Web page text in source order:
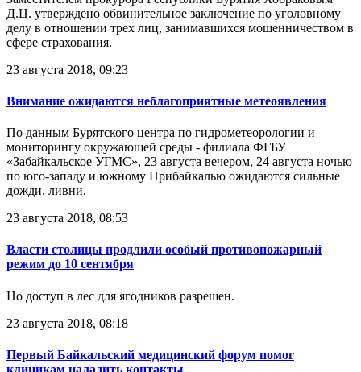
Д.Ц. утверждено обвинительное заключение по уголовному
делу в отношении трех лиц, занимавшихся мошенничеством в
сфере страхования.
23 августа 2018, 09:23
Внимание ожидаются неблагоприятные метеоявления
По данным Бурятского центра по гидрометеорологии и
мониторингу окружающей среды - филиала ФГБУ
«Забайкальское УГМС», 23 августа вечером, 24 августа ночью
по юго-западу и южному Прибайкалью ожидаются сильные
дожди, ливни.
23 августа 2018, 08:53
Власти столицы продлили особый противопожарный
режим до 10 сентября
Но доступ в лес для ягодников разрешен.
23 августа 2018, 08:18
Первый Байкальский медицинский форум помог
клиникам наладить контакты